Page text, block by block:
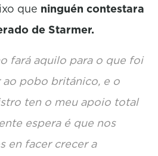
que ninguén contestara
de Starmer.
fará aquilo para o que foi
pobo británico, e o
ten o meu apoio total
espera é que nos
en facer crecer a